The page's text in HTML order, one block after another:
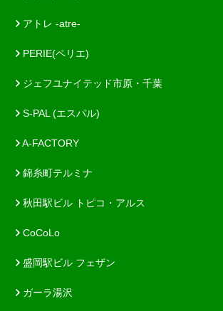
アトレ -atre-
PERIE(ペリエ)
ジェフユナイテッド市原・千葉
S-PAL (エスパル)
A-FACTORY
錦糸町テルミナ
秋田駅ビル トピコ・アルス
CoCoLo
盛岡駅ビル フェザン
ガーラ湯沢